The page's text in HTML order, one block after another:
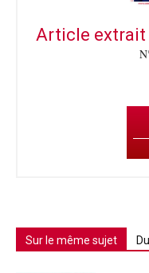
Article extrait
Sur le même sujet